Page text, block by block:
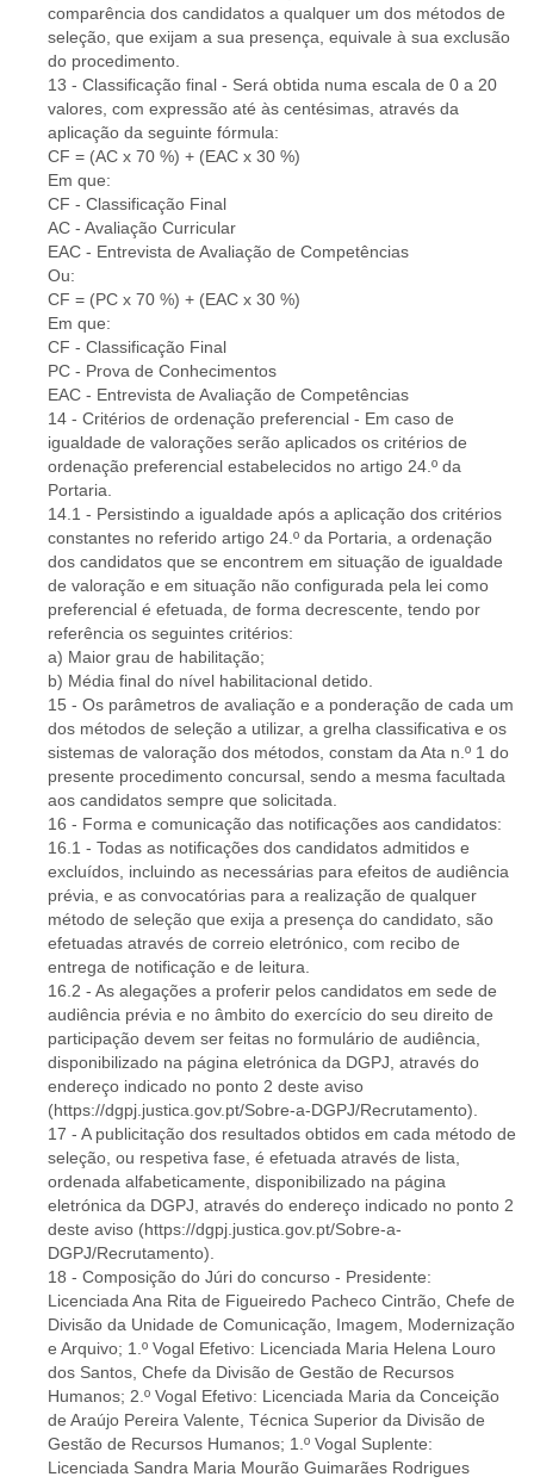
comparência dos candidatos a qualquer um dos métodos de
seleção, que exijam a sua presença, equivale à sua exclusão
do procedimento.
13 - Classificação final - Será obtida numa escala de 0 a 20
valores, com expressão até às centésimas, através da
aplicação da seguinte fórmula:
CF = (AC x 70 %) + (EAC x 30 %)
Em que:
CF - Classificação Final
AC - Avaliação Curricular
EAC - Entrevista de Avaliação de Competências
Ou:
CF = (PC x 70 %) + (EAC x 30 %)
Em que:
CF - Classificação Final
PC - Prova de Conhecimentos
EAC - Entrevista de Avaliação de Competências
14 - Critérios de ordenação preferencial - Em caso de
igualdade de valorações serão aplicados os critérios de
ordenação preferencial estabelecidos no artigo 24.º da
Portaria.
14.1 - Persistindo a igualdade após a aplicação dos critérios
constantes no referido artigo 24.º da Portaria, a ordenação
dos candidatos que se encontrem em situação de igualdade
de valoração e em situação não configurada pela lei como
preferencial é efetuada, de forma decrescente, tendo por
referência os seguintes critérios:
a) Maior grau de habilitação;
b) Média final do nível habilitacional detido.
15 - Os parâmetros de avaliação e a ponderação de cada um
dos métodos de seleção a utilizar, a grelha classificativa e os
sistemas de valoração dos métodos, constam da Ata n.º 1 do
presente procedimento concursal, sendo a mesma facultada
aos candidatos sempre que solicitada.
16 - Forma e comunicação das notificações aos candidatos:
16.1 - Todas as notificações dos candidatos admitidos e
excluídos, incluindo as necessárias para efeitos de audiência
prévia, e as convocatórias para a realização de qualquer
método de seleção que exija a presença do candidato, são
efetuadas através de correio eletrónico, com recibo de
entrega de notificação e de leitura.
16.2 - As alegações a proferir pelos candidatos em sede de
audiência prévia e no âmbito do exercício do seu direito de
participação devem ser feitas no formulário de audiência,
disponibilizado na página eletrónica da DGPJ, através do
endereço indicado no ponto 2 deste aviso
(https://dgpj.justica.gov.pt/Sobre-a-DGPJ/Recrutamento).
17 - A publicitação dos resultados obtidos em cada método de
seleção, ou respetiva fase, é efetuada através de lista,
ordenada alfabeticamente, disponibilizado na página
eletrónica da DGPJ, através do endereço indicado no ponto 2
deste aviso (https://dgpj.justica.gov.pt/Sobre-a-
DGPJ/Recrutamento).
18 - Composição do Júri do concurso - Presidente:
Licenciada Ana Rita de Figueiredo Pacheco Cintrão, Chefe de
Divisão da Unidade de Comunicação, Imagem, Modernização
e Arquivo; 1.º Vogal Efetivo: Licenciada Maria Helena Louro
dos Santos, Chefe da Divisão de Gestão de Recursos
Humanos; 2.º Vogal Efetivo: Licenciada Maria da Conceição
de Araújo Pereira Valente, Técnica Superior da Divisão de
Gestão de Recursos Humanos; 1.º Vogal Suplente:
Licenciada Sandra Maria Mourão Guimarães Rodrigues